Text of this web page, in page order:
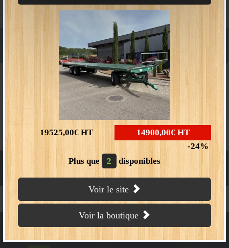
19525,00€HT 14900,00€HT
24
Plus que
2 disponibles
Voir le site
Voir la boutique
TÊTE DE BROYAGE
PELLE RÉTRO
Homologué route Boutique en ligne